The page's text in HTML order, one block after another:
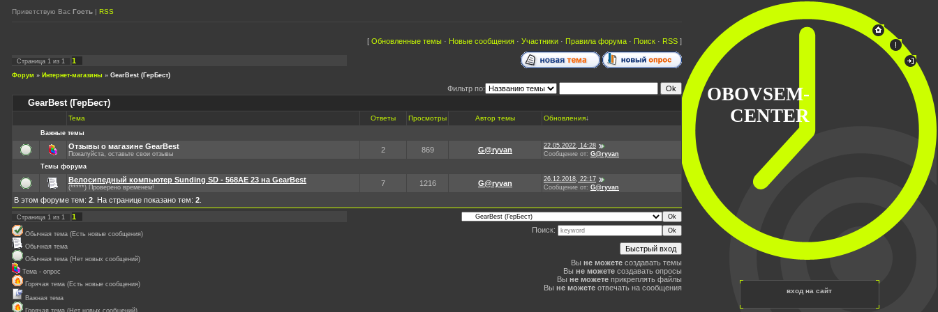
Приветствую Вас Гость | RSS
[ Обновленные темы · Новые сообщения · Участники · Правила форума · Поиск · RSS ]
Страница 1 из 1 1
Форум » Интернет-магазины » GearBest (ГерБест)
Фильтр по:
GearBest (ГерБест)
Тема Ответы Просмотры Автор темы Обновления↓
Важные темы
Отзывы о магазине GearBest
Пожалуйста, оставьте свои отзывы 2 869 G@ryvan
22.05.2022, 14:28
Сообщение от: G@ryvan
Темы форума
Велосипедный компьютер Sunding SD - 568AE 23 на GearBest
(*****) Проверено временем! 7 1216 G@ryvan
26.12.2018, 22:17
Сообщение от: G@ryvan
В этом форуме тем: 2 . На странице показано тем: 2
Страница 1 из 1 1
Обычная тема (Есть новые сообщения)
Обычная тема
Обычная тема (Нет новых сообщений)
Тема - опрос
Горячая тема (Есть новые сообщения)
Важная тема
Горячая тема (Нет новых сообщений)
Поиск:
Вы не можете создавать темы
Вы не можете создавать опросы
Вы не можете прикреплять файлы
Вы не можете отвечать на сообщения
OBOVSEM-
CENTER
вход на сайт